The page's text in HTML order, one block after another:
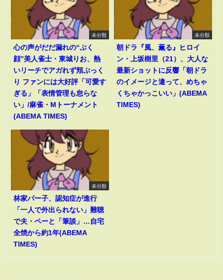
未分類
心の声がだだ漏れの“ぷく
顔”美人雀士・東城りお、熱
いリーチでアガれず頬ぷっく
り ファンには大好評「可愛す
ぎる」「表情管理も怠らな
い」/麻雀・Mトーナメント
(ABEMA TIMES)
未分類
朝ドラ『風、薫る』ヒロイ
ン・上坂樹里（21）、大人な
最新ショットに反響「朝ドラ
のイメージと違って、めちゃ
くちゃかっこいい」(ABEMA
TIMES)
未分類
林家パー子、認知症が進行
「一人で外出られない」難聴
で夫・ペーと「筆談」…自宅
全焼から約1年(ABEMA
TIMES)